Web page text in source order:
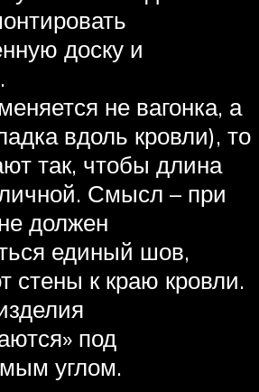
доску и
не вагонка, а
вдоль кровли), то
так, чтобы длина
Смысл – при
должен
единый шов,
стены к краю кровли.
под
углом.